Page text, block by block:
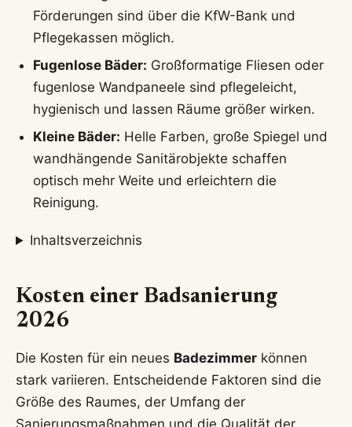
Förderungen sind über die KfW-Bank und
Pflegekassen möglich.
Fugenlose Bäder: Großformatige Fliesen oder
fugenlose Wandpaneele sind pflegeleicht,
hygienisch und lassen Räume größer wirken.
Kleine Bäder: Helle Farben, große Spiegel und
wandhängende Sanitärobjekte schaffen
optisch mehr Weite und erleichtern die
Reinigung.
Inhaltsverzeichnis
Kosten einer Badsanierung
2026
Die Kosten für ein neues Badezimmer können
stark variieren. Entscheidende Faktoren sind die
Größe des Raumes, der Umfang der
Sanierungsmaßnahmen und die Qualität der